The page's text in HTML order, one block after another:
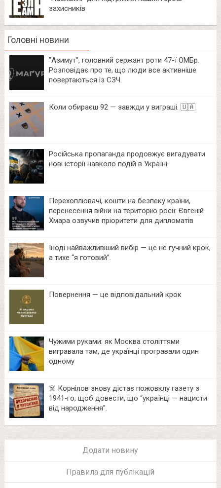
захисників
Головні новини
⁨”Азимут”, головний сержант роти 47-ї ОМБр.
Розповідає про те, що люди все активніше
повертаються із СЗЧ.
Коли обираєш 92 — завжди у виграші. 🇺🇦
Російська пропаганда продовжує вигадувати
нові історії навколо подій в Україні
Перехоплювачі, кошти на безпеку країни,
перенесення війни на територію росії: Євгеній
Хмара озвучив пріоритети для дипломатів
Іноді найважливіший вибір — це не гучний крок,
а тихе “я готовий”.
Повернення — це відповідальний крок
Чужими руками: як Москва століттями
вигравала там, де українці програвали один
одному
☠️ Корнілов знову дістає пожовклу газету з
1941‑го, щоб довести, що “українці — нацисти
від народження”.
Додати новину
Правила для публікацій